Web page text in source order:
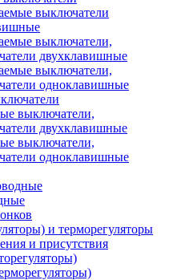
выключатели
выключатели,
двухклавишные
выключатели,
одноклавишные
выключатели,
двухклавишные
выключатели,
одноклавишные
и терморегуляторы
и присутствия